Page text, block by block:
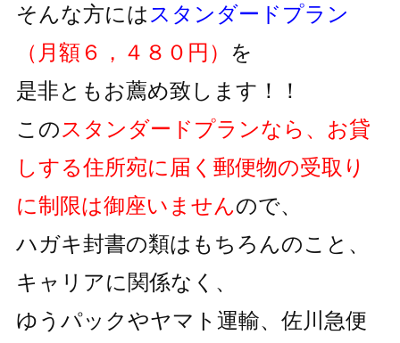
そんな方には スタンダードプラン
（月額６，４８０円） を
是非ともお薦め致します！！
この スタンダードプランなら、お貸
しする住所宛に届く郵便物の受取り
に制限は御座いませんので、
ハガキ封書の類はもちろんのこと、
キャリアに関係なく、
ゆうパックやヤマト運輸、佐川急便